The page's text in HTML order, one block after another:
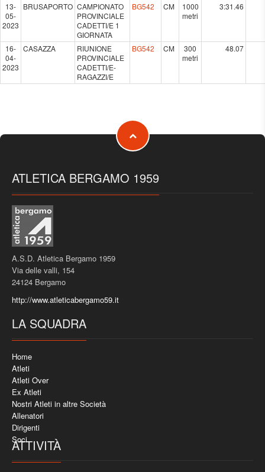
13-
05-
2023
BRUSAPORTO CAMPIONATO
PROVINCIALE
CADETTI/E 1
GIORNATA
BG542 CM
1000
metri
3:31.46
16-
04-
2023
CASAZZA
RIUNIONE
PROVINCIALE
CADETTI/E-
RAGAZZI/E
BG542 CM
300
metri
48.07
ATLETICA BERGAMO 1959
A.S.D. Atletica Bergamo 1959
Via delle valli, 154
24124 Bergamo
http://www.atleticabergamo59.it
LA SQUADRA
Home
Atleti
Atleti Over
Ex Atleti
Nostri Atleti in altre Società
Allenatori
Dirigenti
Soci
ATTIVITÀ